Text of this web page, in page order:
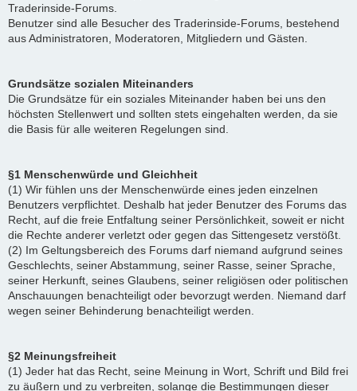
Traderinside-Forums.
Benutzer sind alle Besucher des Traderinside-Forums, bestehend
aus Administratoren, Moderatoren, Mitgliedern und Gästen.
Grundsätze sozialen Miteinanders
Die Grundsätze für ein soziales Miteinander haben bei uns den
höchsten Stellenwert und sollten stets eingehalten werden, da sie
die Basis für alle weiteren Regelungen sind.
§1 Menschenwürde und Gleichheit
(1) Wir fühlen uns der Menschenwürde eines jeden einzelnen
Benutzers verpflichtet. Deshalb hat jeder Benutzer des Forums das
Recht, auf die freie Entfaltung seiner Persönlichkeit, soweit er nicht
die Rechte anderer verletzt oder gegen das Sittengesetz verstößt.
(2) Im Geltungsbereich des Forums darf niemand aufgrund seines
Geschlechts, seiner Abstammung, seiner Rasse, seiner Sprache,
seiner Herkunft, seines Glaubens, seiner religiösen oder politischen
Anschauungen benachteiligt oder bevorzugt werden. Niemand darf
wegen seiner Behinderung benachteiligt werden.
§2 Meinungsfreiheit
(1) Jeder hat das Recht, seine Meinung in Wort, Schrift und Bild frei
zu äußern und zu verbreiten, solange die Bestimmungen dieser